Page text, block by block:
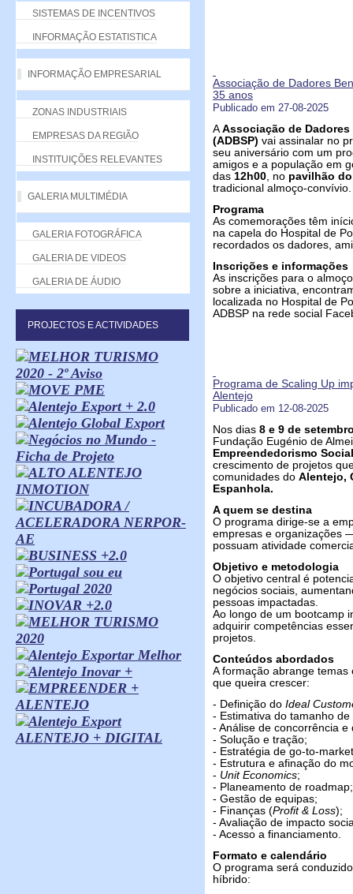
SISTEMAS DE INCENTIVOS
INFORMAÇÃO ESTATISTICA
INFORMAÇÃO EMPRESARIAL
ZONAS INDUSTRIAIS
EMPRESAS DA REGIÃO
INSTITUIÇÕES RELEVANTES
GALERIA MULTIMÉDIA
GALERIA FOTOGRÁFICA
GALERIA DE VIDEOS
GALERIA DE ÁUDIO
PROJECTOS E ACTIVIDADES
ALENTEJO + DIGITAL
Associação de Dadores
35 anos
Publicado em 27-08-2025
AAssociação de
(ADBSP) vai assinalar no
seu aniversário com um
amigos e a população em
das 12h00, no pavilhão do
tradicional almoço-convívio.
Programa
As comemorações têm
na capela do Hospital de
recordados os dadores,
Inscrições e informações
As inscrições para o
sobre a iniciativa,
localizada no Hospital de
ADBSP na rede social
Programa de Scaling Up
Alentejo
Publicado em 12-08-2025
Nos dias 8 e 9 de
Fundação Eugénio de
Empreendedorismo Social
crescimento de projetos
comunidades do Alentejo,
Espanhola.
A quem se destina
O programa dirige-se a
empresas e organizações
possuam atividade
Objetivo e metodologia
O objetivo central é
negócios sociais,
pessoas impactadas.
Ao longo de um bootcamp
adquirir competências
projetos.
Conteúdos abordados
A formação abrange
que queira crescer:
- Definição do Ideal
- Estimativa do tamanho de
- Análise de concorrência e
- Solução e tração;
- Estratégia de go-to-
- Estrutura e afinação do
- Unit Economics;
- Planeamento de roadmap;
- Gestão de equipas;
- Finanças (Profit & Loss);
- Avaliação de impacto
- Acesso a financiamento.
Formato e calendário
O programa será
híbrido: